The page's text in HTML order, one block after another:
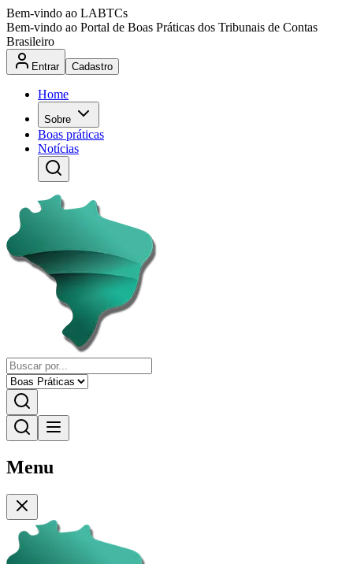
Bem-vindo ao LABTCs
Bem-vindo ao Portal de Boas Práticas dos Tribunais de Contas
Brasileiro
Entrar Cadastro
Home
Sobre
Boas práticas
Notícias
Menu